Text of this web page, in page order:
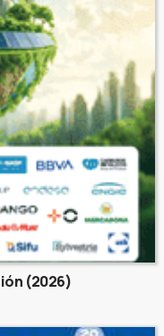
(2026)